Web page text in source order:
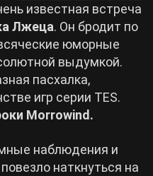
известная встреча
Лжеца. Он бродит по
юморные
выдумкой.
пасхалка,
игр серии TES.
Morrowind.
наблюдения и
наткнуться на